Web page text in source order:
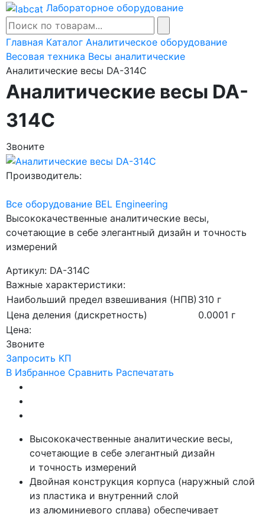
Лабораторное оборудование
Главная Каталог Аналитическое оборудование
Весовая техника Весы аналитические
Аналитические весы DA-314C
Аналитические весы DA-
314C
Звоните
Производитель:
Все оборудование BEL Engineering
Высококачественные аналитические весы,
сочетающие в себе элегантный дизайн и точность
измерений
Артикул: DA-314C
Важные характеристики:
Наибольший предел взвешивания (НПВ) 310 г
Цена деления (дискретность)
0.0001 г
Цена:
Звоните
Запросить КП
В Избранное Сравнить Распечатать
Высококачественные аналитические весы,
сочетающие в себе элегантный дизайн
и точность измерений
Двойная конструкция корпуса (наружный слой
из пластика и внутренний слой
из алюминиевого сплава) обеспечивает